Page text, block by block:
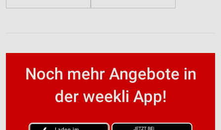
Noch mehr Angebote in
der weekli App!